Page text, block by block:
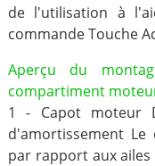
de l'utilisation à
commande Touche
Aperçu du
compartiment
1 - Capot moteur
d'amortissement
par rapport aux